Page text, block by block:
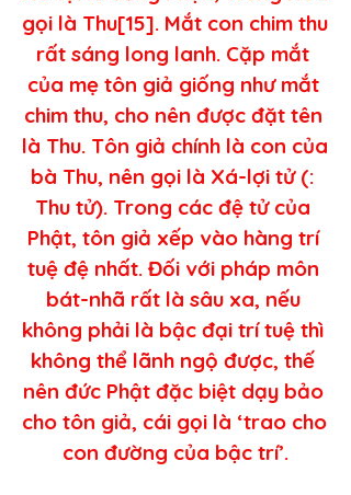
gọi là Thu[15]. Mắt con chim thu
rất sáng long lanh. Cặp mắt
của mẹ tôn giả giống như mắt
chim thu, cho nên được đặt tên
là Thu. Tôn giả chính là con của
bà Thu, nên gọi là Xá-lợi tử (:
Thu tử). Trong các đệ tử của
Phật, tôn giả xếp vào hàng trí
tuệ đệ nhất. Đối với pháp môn
bát-nhã rất là sâu xa, nếu
không phải là bậc đại trí tuệ thì
không thể lãnh ngộ được, thế
nên đức Phật đặc biệt dạy bảo
cho tôn giả, cái gọi là ‘trao cho
con đường của bậc trí’.